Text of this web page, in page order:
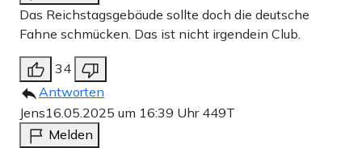
Das Reichstagsgebäude sollte doch die deutsche
Fahne schmücken. Das ist nicht irgendein Club.
34
Antworten
Jens16.05.2025 um 16:39 Uhr 449T
Melden